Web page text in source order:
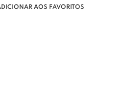
AOS FAVORITOS